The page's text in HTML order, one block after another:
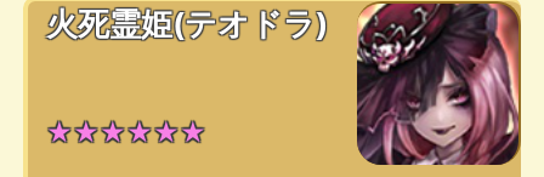
火死霊姫(テオドラ)
★★★★★★